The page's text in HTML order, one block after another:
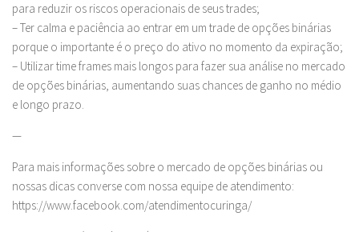
para reduzir os riscos operacionais de seus trades;
– Ter calma e paciência ao entrar em um trade de opções binárias
porque o importante é o preço do ativo no momento da expiração;
– Utilizar time frames mais longos para fazer sua análise no mercado
de opções binárias, aumentando suas chances de ganho no médio
e longo prazo.
—
Para mais informações sobre o mercado de opções binárias ou
nossas dicas converse com nossa equipe de atendimento:
https://www.facebook.com/atendimentocuringa/